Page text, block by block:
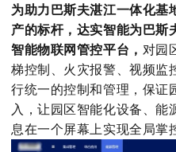
为助力巴斯夫湛江一体化基
产的标杆，达实智能为巴斯
智能物联网管控平台， 对园
梯控制、火灾报警、视频监
行统一的控制和管理，保证
入，让园区智能化设备、
息在一个屏幕上实现全局掌